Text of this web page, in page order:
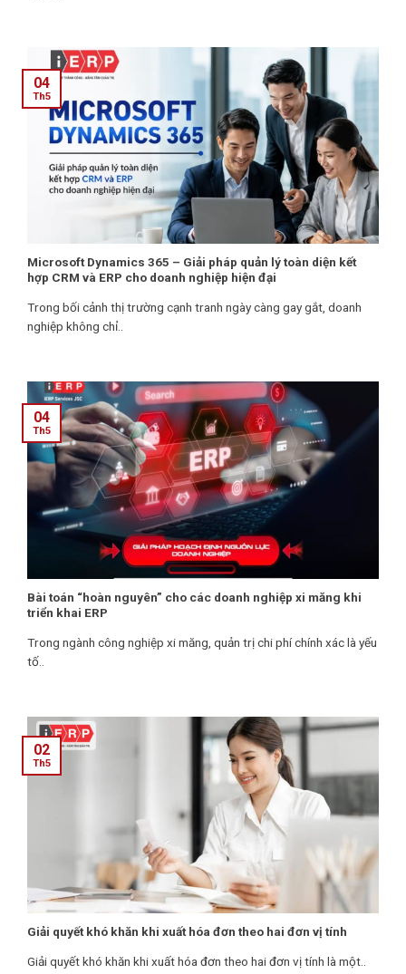
Microsoft Dynamics 365 – Giải pháp quản lý toàn diện kết
hợp CRM và ERP cho doanh nghiệp hiện đại
Trong bối cảnh thị trường cạnh tranh ngày càng gay gắt, doanh
nghiệp không chỉ..
04
Th5
Bài toán “hoàn nguyên” cho các doanh nghiệp xi măng khi
triển khai ERP
Trong ngành công nghiệp xi măng, quản trị chi phí chính xác là yếu
tố..
04
Th5
Giải quyết khó khăn khi xuất hóa đơn theo hai đơn vị tính
Giải quyết khó khăn khi xuất hóa đơn theo hai đơn vị tính là một..
02
Th5